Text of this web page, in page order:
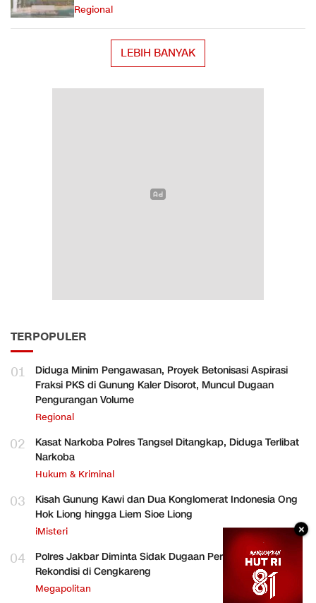
Regional
LEBIH BANYAK
TERPOPULER
01
Diduga Minim Pengawasan, Proyek Betonisasi Aspirasi
Fraksi PKS di Gunung Kaler Disorot, Muncul Dugaan
Pengurangan Volume
Regional
02
Kasat Narkoba Polres Tangsel Ditangkap, Diduga Terlibat
Narkoba
Hukum & Kriminal
03
Kisah Gunung Kawi dan Dua Konglomerat Indonesia Ong
Hok Liong hingga Liem Sioe Liong
iMisteri
04
Polres Jakbar Diminta Sidak Dugaan Perakitan HP
Rekondisi di Cengkareng
Megapolitan
×